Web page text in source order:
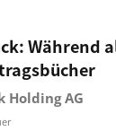
Während
Holding AG